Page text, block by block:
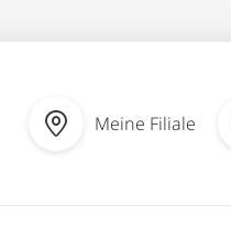
Meine Filiale